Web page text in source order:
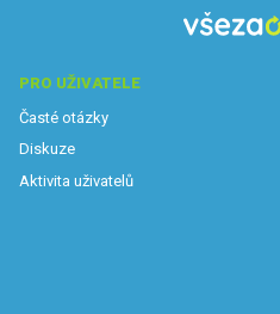
PRO UŽIVATELE
Časté otázky
Diskuze
Aktivita uživatelů